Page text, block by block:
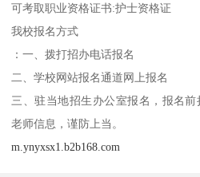
可考取职业资格证书:护士资格证
我校报名方式
：一、拨打招办电话报名
二、学校网站报名通道网上报名
三、驻当地招生办公室报名，报名
老师信息，谨防上当。
m.ynyxsx1.b2b168.com